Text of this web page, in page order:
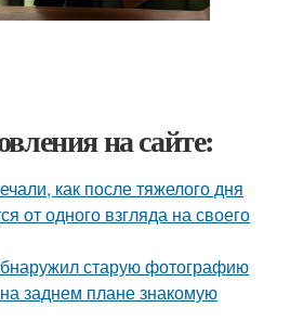
на сайте:
как после тяжелого дня
от одного взгляда на своего
старую фотографию
заднем плане знакомую